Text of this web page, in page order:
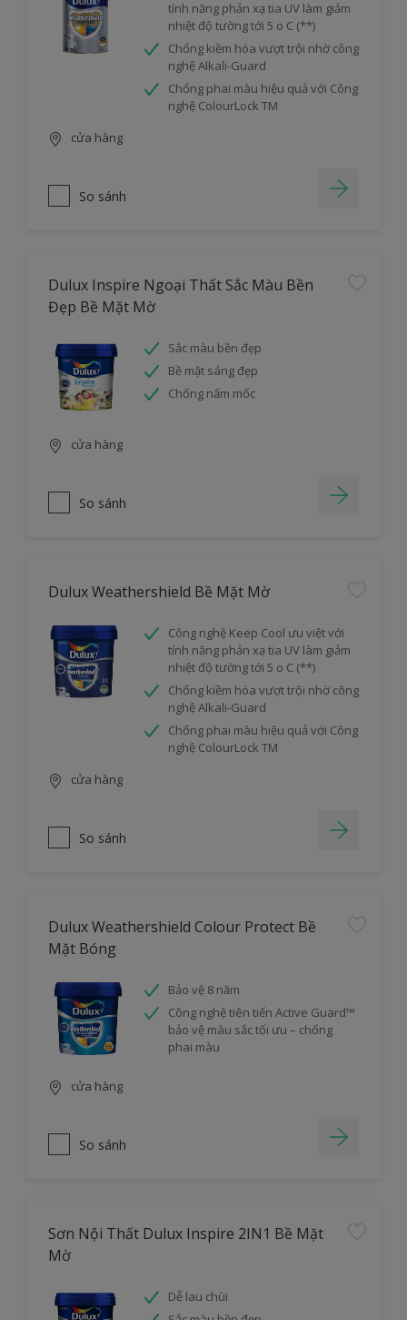
tính năng phản xạ tia UV làm giảm
nhiệt độ tường tới 5 o C (**)
Chống kiềm hóa vượt trội nhờ công
nghệ Alkali-Guard
Chống phai màu hiệu quả với Công
nghệ ColourLock TM
cửa hàng
So sánh
Dulux Inspire Ngoại Thất Sắc Màu Bền
Đẹp Bề Mặt Mờ
Sắc màu bền đẹp
Bề mặt sáng đẹp
Chống nấm mốc
cửa hàng
So sánh
Dulux Weathershield Bề Mặt Mờ
Công nghệ Keep Cool ưu việt với
tính năng phản xạ tia UV làm giảm
nhiệt độ tường tới 5 o C (**)
Chống kiềm hóa vượt trội nhờ công
nghệ Alkali-Guard
Chống phai màu hiệu quả với Công
nghệ ColourLock TM
cửa hàng
So sánh
Dulux Weathershield Colour Protect Bề
Mặt Bóng
Bảo vệ 8 năm
Công nghệ tiên tiến Active Guard™
bảo vệ màu sắc tối ưu – chống
phai màu
cửa hàng
So sánh
Sơn Nội Thất Dulux Inspire 2IN1 Bề Mặt
Mờ
Dễ lau chùi